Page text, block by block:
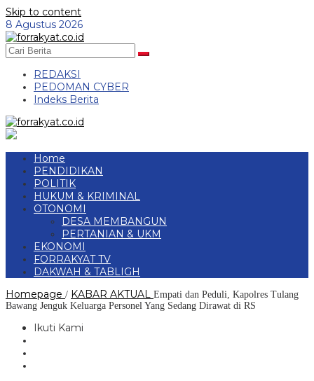
Skip to content
8 Agustus 2026
REDAKSI
PEDOMAN CYBER
Indeks Berita
Home
PENDIDIKAN
POLITIK
HUKUM & KRIMINAL
OTONOMI
DESA MEMBANGUN
PERTANIAN & UKM
EKONOMI
FORRAKYAT TV
DAKWAH & TABLIGH
Homepage / KABAR AKTUAL Empati dan Peduli, Kapolres Tulang
Bawang Jenguk Keluarga Personel Yang Sedang Dirawat di RS
Ikuti Kami